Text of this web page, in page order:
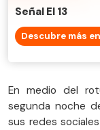
Señal El 13
Descubre más
En medio del
segunda noche
sus redes